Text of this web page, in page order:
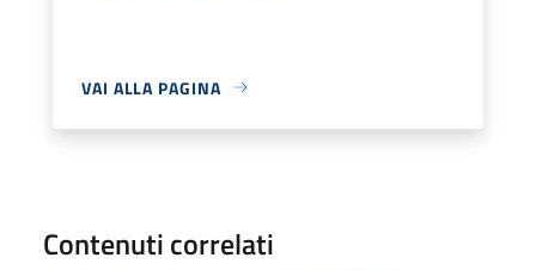
VAI ALLA PAGINA
Contenuti correlati